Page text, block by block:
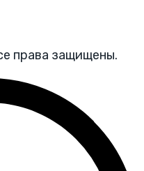
права защищены.